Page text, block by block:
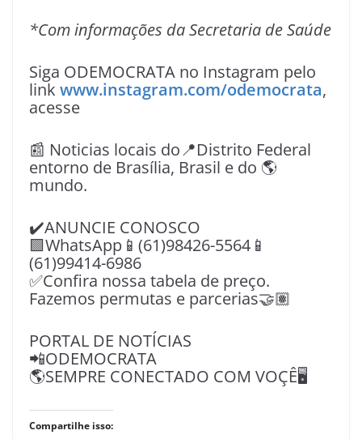
*Com informações da Secretaria de Saúde
Siga ODEMOCRATA no Instagram pelo
link www.instagram.com/odemocrata,
acesse
📰 Noticias locais do📍Distrito Federal
entorno de Brasília, Brasil e do 🌎
mundo.
✔️ANUNCIE CONOSCO
🟩WhatsApp📱(61)98426-5564📱
(61)99414-6986
✅Confira nossa tabela de preço.
Fazemos permutas e parcerias🤝🏽
PORTAL DE NOTÍCIAS
📲ODEMOCRATA
🌎SEMPRE CONECTADO COM VOÇÊ🖥️
Compartilhe isso: